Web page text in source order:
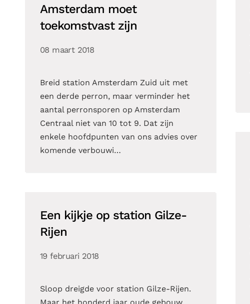
Amsterdam moet
toekomstvast zijn
08 maart 2018
Breid station Amsterdam Zuid uit met
een derde perron, maar verminder het
aantal perronsporen op Amsterdam
Centraal niet van 10 tot 9. Dat zijn
enkele hoofdpunten van ons advies over
komende verbouwi…
Een kijkje op station Gilze-
Rijen
19 februari 2018
Sloop dreigde voor station Gilze-Rijen.